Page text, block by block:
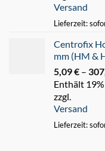
Versand
Lieferzeit:
Centrofix
mm (HM &
5,09€ –
Enthält
zzgl.
Versand
Lieferzeit: